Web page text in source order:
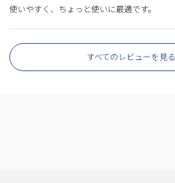
使いやすく、ちょっと使いに最適です。
すべてのレビューを見る